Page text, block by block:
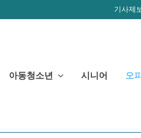
기사제
아동청소년 시니어 오